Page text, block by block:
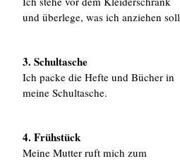
und überlege, was ich anziehen
3. Schultasche
Ich packe die Hefte und Bücher in
meine Schultasche.
4. Frühstück
Meine Mutter ruft mich zum